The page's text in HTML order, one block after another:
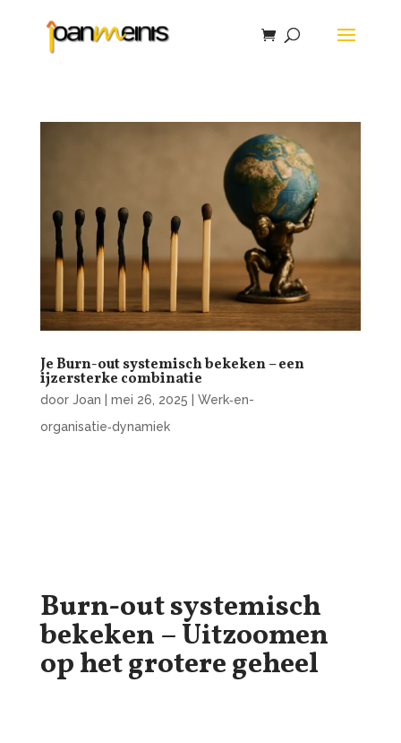
Je Burn-out systemisch bekeken – een
ijzersterke combinatie
door Joan mei 26, 2025
Werk‑en-
organisatie‑dynamiek
Burn-out systemisch
bekeken – Uitzoomen
op het grotere geheel